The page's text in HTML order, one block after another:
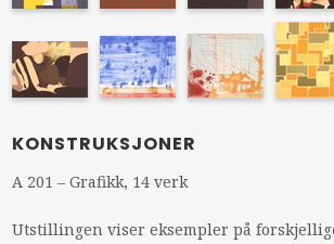
KONSTRUKSJONER
A 201 – Grafikk, 14 verk
Utstillingen viser eksempler på